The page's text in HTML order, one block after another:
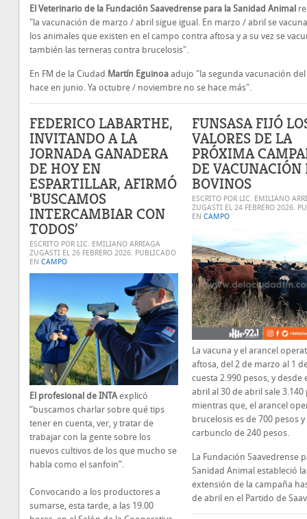
El Veterinario de la Fundación Saavedrense para la Sanidad Animal
"la vacunación de marzo / abril sigue igual. En marzo / abril se
los animales que existen en el campo contra aftosa y a su vez se
también las terneras contra brucelosis".
En FM de la Ciudad Martín Eguinoa adujo "la segunda vacunación
hace en junio. Ya octubre / noviembre no se hace más".
FEDERICO LABARTHE,
INVITANDO A LA
JORNADA GANADERA
DE HOY EN
ESPARTILLAR, AFIRMÓ
‘BUSCAMOS
INTERCAMBIAR CON
TODOS’
ESCRITO POR LIC. EMILIANO ARRIAGA
ZUGASTI EL 26 FEBRERO 2026. PUBLICADO
EN CAMPO
El profesional de INTA explicó
“buscamos charlar sobre qué tips
tener en cuenta, ver, y tratar de
trabajar con la gente sobre los
nuevos cultivos de los que mucho se
habla como el sanfoin”.
Convocando a los productores a
sumarse, esta tarde, a las 19.00
FUNSASA FIJÓ
VALORES DE LA
PRÓXIMA
DE VACUNACIÓN
BOVINOS
ESCRITO POR LIC. EMILIANO
ZUGASTI EL 24 FEBRERO 2026.
EN CAMPO
La vacuna y el arancel
aftosa, del 2 de marzo al 1
cuesta 2.990 pesos, y desde
abril al 30 de abril sale 3.140
mientras que, el arancel
brucelosis es de 700 pesos y
carbunclo de 240 pesos.
La Fundación Saavedrense
Sanidad Animal estableció la
extensión de la campaña
de abril en el Partido de